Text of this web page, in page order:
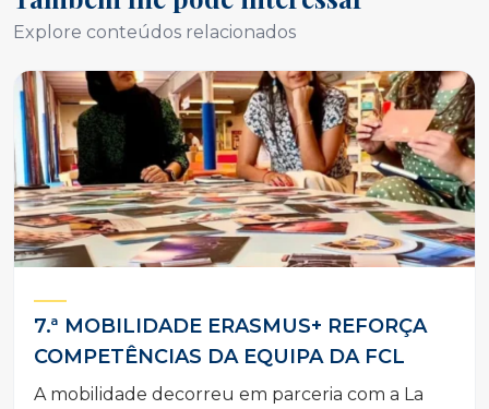
Explore conteúdos relacionados
7.ª MOBILIDADE ERASMUS+ REFORÇA
COMPETÊNCIAS DA EQUIPA DA FCL
A mobilidade decorreu em parceria com a La